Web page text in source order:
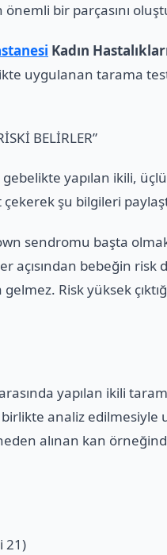
bir parçasını
Kadın
uygulanan tarama
BELİRLER”
yapılan ikili,
şu bilgileri
sendromu başta
açısından bebeğin
Risk yüksek
yapılan ikili
analiz edilmesiyle
alınan kan
21)